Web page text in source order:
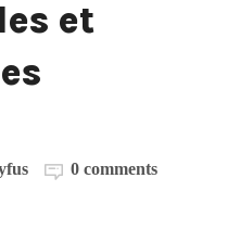
et
0 comments